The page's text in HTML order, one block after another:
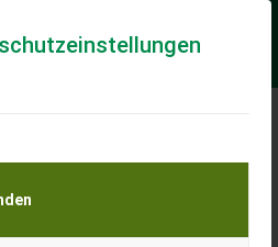
und Baumaschinen –